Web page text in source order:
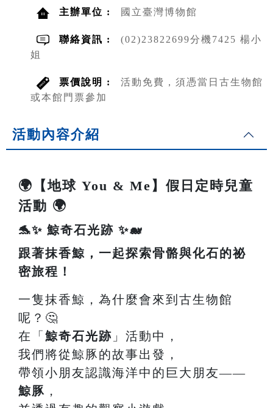
主辦單位 : 國立臺灣博物館
聯絡資訊 :
(02)23822699分機7425 楊小
姐
票價說明 :
活動免費，須憑當日古生物館
或本館門票參加
活動內容介紹
🌍【地球 You & Me】假日定時兒童
活動 🌍
🐬✨ 鯨奇石光跡 ✨🐋
跟著抹香鯨，一起探索骨骼與化石的祕
密旅程！
一隻抹香鯨，為什麼會來到古生物館
呢？🤔
在「 鯨奇石光跡 」活動中，
我們將從鯨豚的故事出發，
帶領小朋友認識海洋中的巨大朋友——
鯨豚 ，